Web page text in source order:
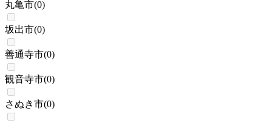
丸亀市(0)
坂出市(0)
善通寺市(0)
観音寺市(0)
さぬき市(0)